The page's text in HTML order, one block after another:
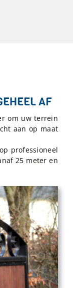
AF
om uw terrein
aan op maat
professioneel
25 meter en